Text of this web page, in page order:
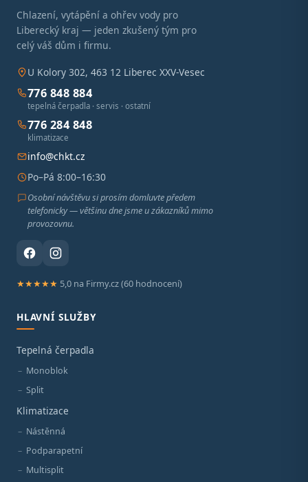
Chlazení, vytápění a ohřev vody pro
Liberecký kraj — jeden zkušený tým pro
celý váš dům i firmu.
U Kolory 302, 463 12 Liberec XXV-Vesec
776 848 884
tepelná čerpadla · servis · ostatní
776 284 848
klimatizace
info@chkt.cz
Po–Pá 8:00–16:30
Osobní návštěvu si prosím domluvte předem
telefonicky — většinu dne jsme u zákazníků mimo
provozovnu.
★★★★★ 5,0 na Firmy.cz (60 hodnocení)
HLAVNÍ SLUŽBY
Tepelná čerpadla
Monoblok
Split
Klimatizace
Nástěnná
Podparapetní
Multisplit